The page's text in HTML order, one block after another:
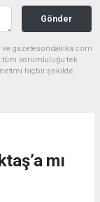
Gönder
ve gazetesondakika.com
tüm sorumluluğu tek
hiçbir şekilde
mı